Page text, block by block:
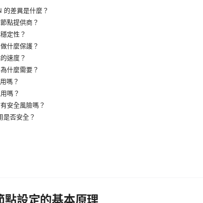
的差異是什麼？
點提供商？
定性？
什麼保護？
速度？
什麼需要？
嗎？
嗎？
安全風險嗎？
是否安全？
設定的基本原理